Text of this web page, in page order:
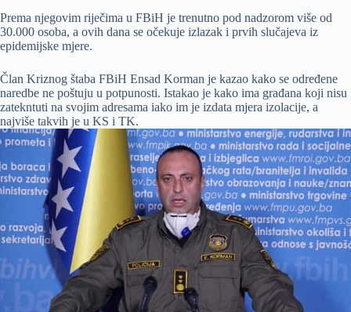
Prema njegovim riječima u FBiH je trenutno pod nadzorom više od
30.000 osoba, a ovih dana se očekuje izlazak i prvih slučajeva iz
epidemijske mjere.
Član Kriznog štaba FBiH Ensad Korman je kazao kako se određene
naredbe ne poštuju u potpunosti. Istakao je kako ima građana koji nisu
zatekntuti na svojim adresama iako im je izdata mjera izolacije, a
najviše takvih je u KS i TK.